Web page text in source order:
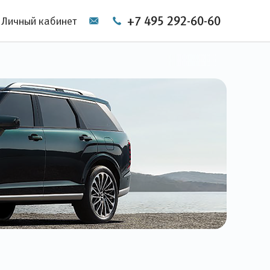
Личный кабинет +7 495 292-60-60